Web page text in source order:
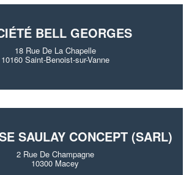
BELL GEORGES
18 Rue De La Chapelle
10160 Saint-Benoist-sur-Vanne
SAULAY CONCEPT (SARL)
2 Rue De Champagne
10300 Macey